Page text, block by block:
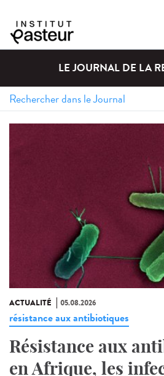
LE JOURNAL DE LA
ACTUALITÉ 05.08.2026
résistance aux antibiotiques
Résistance aux
en Afrique, les